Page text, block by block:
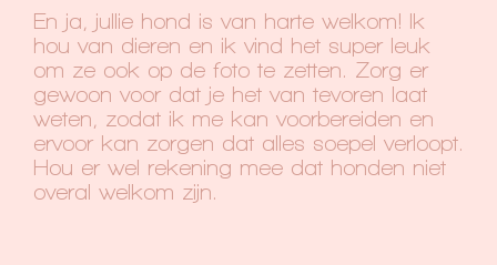
En ja, jullie hond is van harte welkom! Ik
hou van dieren en ik vind het super leuk
om ze ook op de foto te zetten. Zorg er
gewoon voor dat je het van tevoren laat
weten, zodat ik me kan voorbereiden en
ervoor kan zorgen dat alles soepel verloopt.
Hou er wel rekening mee dat honden niet
overal welkom zijn.